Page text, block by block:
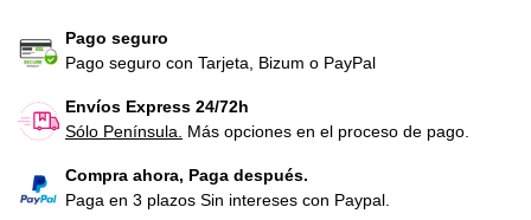
Pago seguro
Pago seguro con Tarjeta, Bizum o PayPal
Envíos Express 24/72h
Sólo Península.
Más opciones en el proceso de pago.
Compra ahora, Paga después.
Paga en 3 plazos Sin intereses con Paypal.